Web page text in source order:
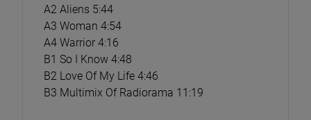
A2 Aliens 5:44
A3 Woman 4:54
A4 Warrior 4:16
B1 So I Know 4:48
B2 Love Of My Life 4:46
B3 Multimix Of Radiorama 11:19